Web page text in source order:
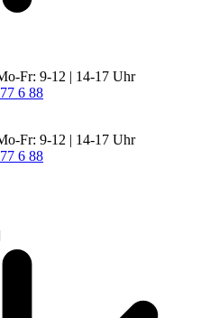
Fr: 9-12 | 14-17 Uhr
6 88
Fr: 9-12 | 14-17 Uhr
6 88